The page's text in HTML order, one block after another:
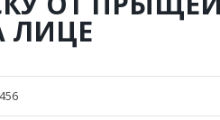
ЛИЦЕ